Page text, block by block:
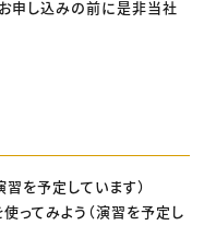
申し込みの前に是非当社
を予定しています）
ってみよう（演習を予定し